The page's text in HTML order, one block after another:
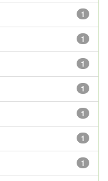
1
1
1
1
1
1
1